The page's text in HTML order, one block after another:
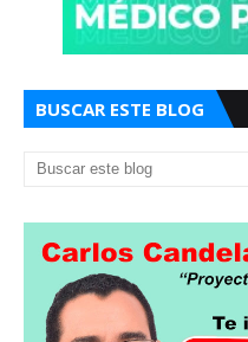
BUSCAR ESTE BLOG